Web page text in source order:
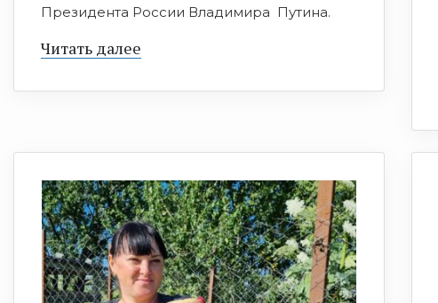
Президента России Владимира Путина.
Читать далее